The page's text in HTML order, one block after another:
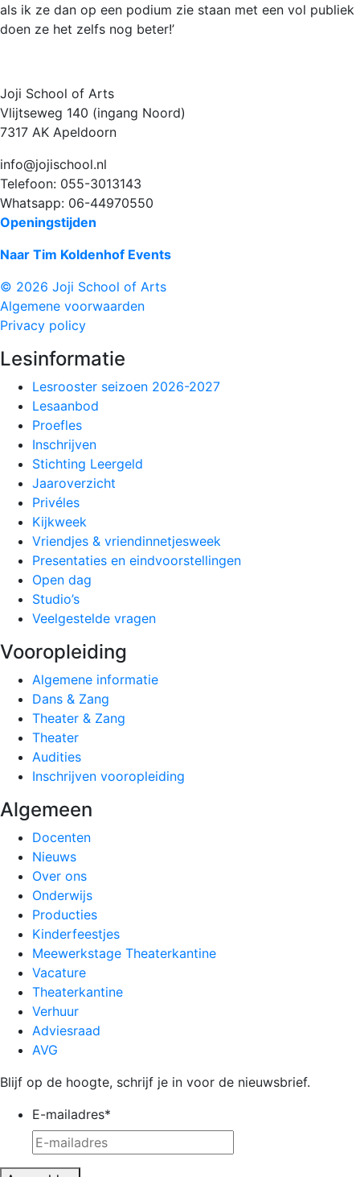
als ik ze dan op een podium zie staan met een vol publiek
doen ze het zelfs nog beter!’
Joji School of Arts
Vlijtseweg 140 (ingang Noord)
7317 AK Apeldoorn
info@jojischool.nl
Telefoon: 055-3013143
Whatsapp: 06-44970550
Openingstijden
Naar Tim Koldenhof Events
© 2026 Joji School of Arts
Algemene voorwaarden
Privacy policy
Lesinformatie
Lesrooster seizoen 2026-2027
Lesaanbod
Proefles
Inschrijven
Stichting Leergeld
Jaaroverzicht
Privéles
Kijkweek
Vriendjes & vriendinnetjesweek
Presentaties en eindvoorstellingen
Open dag
Studio’s
Veelgestelde vragen
Vooropleiding
Algemene informatie
Dans & Zang
Theater & Zang
Theater
Audities
Inschrijven vooropleiding
Algemeen
Docenten
Nieuws
Over ons
Onderwijs
Producties
Kinderfeestjes
Meewerkstage Theaterkantine
Vacature
Theaterkantine
Verhuur
Adviesraad
AVG
Blijf op de hoogte, schrijf je in voor de nieuwsbrief.
E-mailadres*